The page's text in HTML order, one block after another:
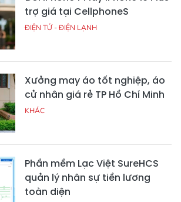
trợ giá tại CellphoneS
ĐIỆN TỬ - ĐIỆN LẠNH
Xưởng may áo tốt nghiệp, áo
cử nhân giá rẻ TP Hồ Chí Minh
KHÁC
Phần mềm Lạc Việt SureHCS
quản lý nhân sự tiền lương
toàn diện